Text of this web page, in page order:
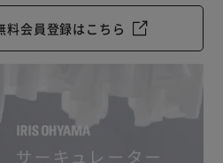
す。
場合）。
リビングの除湿／部屋干しの衣
切り替える「おまかせ運転モー
料会員登録はこちら